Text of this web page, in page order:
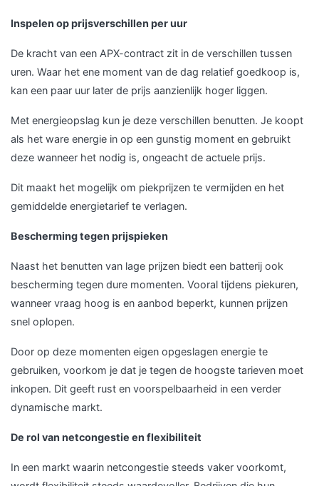
Inspelen op prijsverschillen per uur
De kracht van een APX-contract zit in de verschillen tussen
uren. Waar het ene moment van de dag relatief goedkoop is,
kan een paar uur later de prijs aanzienlijk hoger liggen.
Met energieopslag kun je deze verschillen benutten. Je koopt
als het ware energie in op een gunstig moment en gebruikt
deze wanneer het nodig is, ongeacht de actuele prijs.
Dit maakt het mogelijk om piekprijzen te vermijden en het
gemiddelde energietarief te verlagen.
Bescherming tegen prijspieken
Naast het benutten van lage prijzen biedt een batterij ook
bescherming tegen dure momenten. Vooral tijdens piekuren,
wanneer vraag hoog is en aanbod beperkt, kunnen prijzen
snel oplopen.
Door op deze momenten eigen opgeslagen energie te
gebruiken, voorkom je dat je tegen de hoogste tarieven moet
inkopen. Dit geeft rust en voorspelbaarheid in een verder
dynamische markt.
De rol van netcongestie en flexibiliteit
In een markt waarin netcongestie steeds vaker voorkomt,